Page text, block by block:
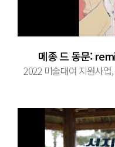
메종 드 동문:
2022 미술대여 지원사업, 지역 문화공간 내 전시! 김판묵